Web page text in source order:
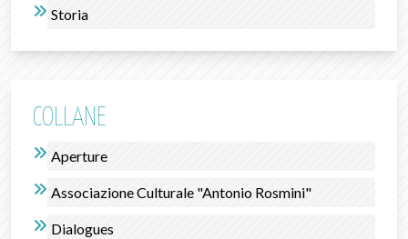
Storia
COLLANE
Aperture
Associazione Culturale "Antonio Rosmini"
Dialogues